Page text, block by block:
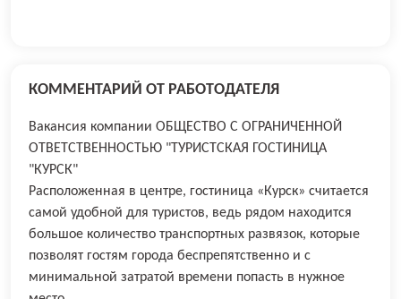
КОММЕНТАРИЙ ОТ РАБОТОДАТЕЛЯ
Вакансия компании ОБЩЕСТВО С ОГРАНИЧЕННОЙ
ОТВЕТСТВЕННОСТЬЮ "ТУРИСТСКАЯ ГОСТИНИЦА
"КУРСК"
Расположенная в центре, гостиница «Курск» считается
самой удобной для туристов, ведь рядом находится
большое количество транспортных развязок, которые
позволят гостям города беспрепятственно и с
минимальной затратой времени попасть в нужное